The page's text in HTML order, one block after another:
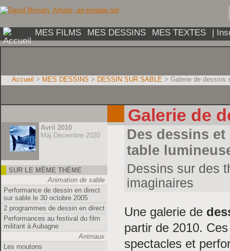
Avril 2010
Màj Décembre 2020
SUR LE MÊME THÈME
Animation de sable
Performance de dessin en direct
sur sable le 30 octobre 2005
2 programmes de dessin en direct
Performances au festival du film
militant à Aubagne
Animaux
Les moutons
Galerie de
Des dessins
table
Dessins sur des
imaginaires
Une galerie de
partir de 2010.
spectacles et
Accueil > MES DESSINS > DESSIN SUR SABLE > Galerie de dessins
MES FILMS MES DESSINS MES TEXTES |